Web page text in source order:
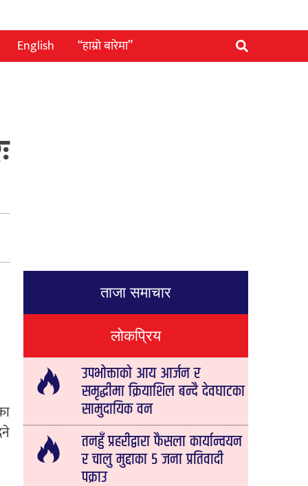
English “हाम्रो बारेमा”
ताजा समाचार
लोकप्रिय
उपभोक्ताको आय आर्जन र
समृद्धीमा क्रियाशिल बन्दै देवघाटका
सामुदायिक वन
तनहुँ प्रहरीद्वारा फैसला कार्यान्वयन
र चालु मुद्दाका ५ जना प्रतिवादी
पक्राउ